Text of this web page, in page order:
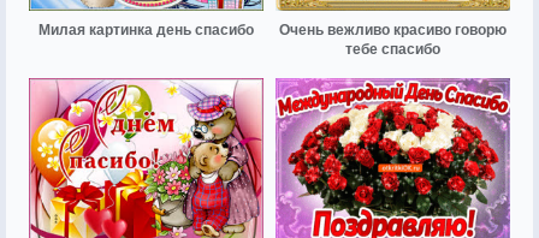
Милая картинка день спасибо
Очень вежливо красиво говорю
тебе спасибо